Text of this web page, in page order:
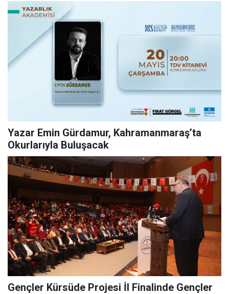
Yazar Emin Gürdamur, Kahramanmaraş’ta
Okurlarıyla Buluşacak
Gençler Kürsüde Projesi İl Finalinde Gençler